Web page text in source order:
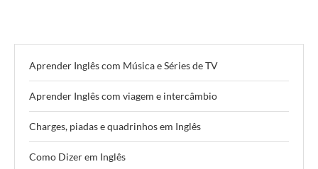
Aprender Inglês com Música e Séries de TV
Aprender Inglês com viagem e intercâmbio
Charges, piadas e quadrinhos em Inglês
Como Dizer em Inglês